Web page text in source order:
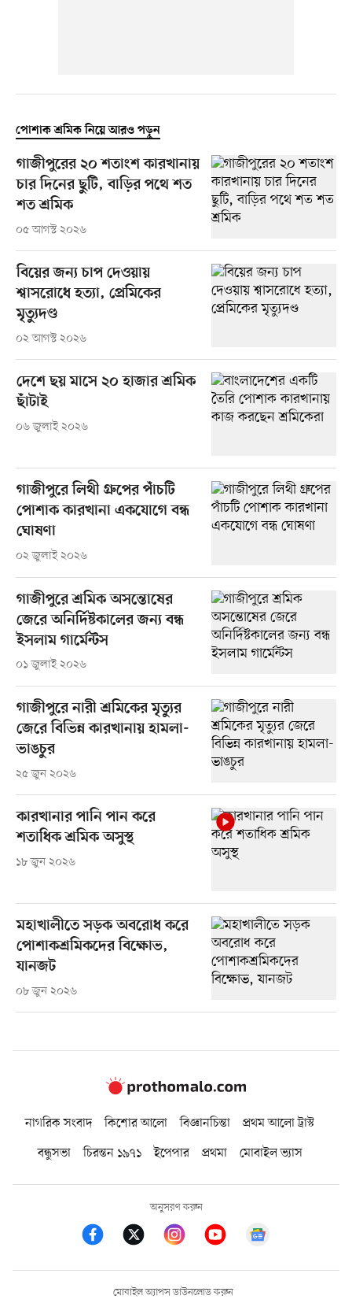
পোশাক শ্রমিক নিয়ে আরও পড়ুন
গাজীপুরের ২০ শতাংশ কারখানায়
চার দিনের ছুটি, বাড়ির পথে শত
শত শ্রমিক
০৫ আগস্ট ২০২৬
বিয়ের জন্য চাপ দেওয়ায়
শ্বাসরোধে হত্যা, প্রেমিকের
মৃত্যুদণ্ড
০২ আগস্ট ২০২৬
দেশে ছয় মাসে ২০ হাজার শ্রমিক
ছাঁটাই
০৬ জুলাই ২০২৬
গাজীপুরে লিথী গ্রুপের পাঁচটি
পোশাক কারখানা একযোগে বন্ধ
ঘোষণা
০২ জুলাই ২০২৬
গাজীপুরে শ্রমিক অসন্তোষের
জেরে অনির্দিষ্টকালের জন্য বন্ধ
ইসলাম গার্মেন্টস
০১ জুলাই ২০২৬
গাজীপুরে নারী শ্রমিকের মৃত্যুর
জেরে বিভিন্ন কারখানায় হামলা-
ভাঙচুর
২৫ জুন ২০২৬
কারখানার পানি পান করে
শতাধিক শ্রমিক অসুস্থ
১৮ জুন ২০২৬
মহাখালীতে সড়ক অবরোধ করে
পোশাকশ্রমিকদের বিক্ষোভ,
যানজট
০৮ জুন ২০২৬
নাগরিক সংবাদ কিশোর আলো বিজ্ঞানচিন্তা
প্রথম আলো ট্রাস্ট
বন্ধুসভা
চিরন্তন ১৯৭১ ইপেপার প্রথমা মোবাইল ভ্যাস
অনুসরণ করুন
মোবাইল অ্যাপস ডাউনলোড করুন